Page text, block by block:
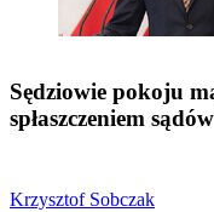
Sędziowie pokoju
spłaszczeniem sądów
Krzysztof Sobczak